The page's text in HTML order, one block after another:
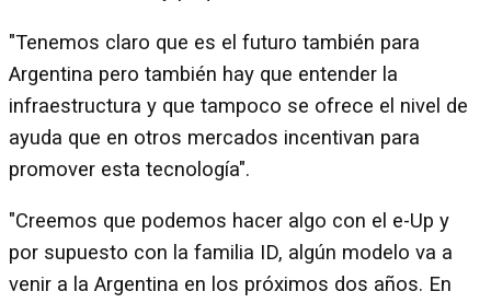
"Tenemos claro que es el futuro también para
Argentina pero también hay que entender la
infraestructura y que tampoco se ofrece el nivel de
ayuda que en otros mercados incentivan para
promover esta tecnología".
"Creemos que podemos hacer algo con el e-Up y
por supuesto con la familia ID, algún modelo va a
venir a la Argentina en los próximos dos años. En